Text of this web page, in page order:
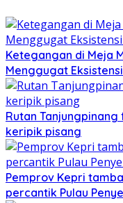
Ketegangan di Meja
Menggugat
Rutan
keripik pisang
Pemprov Kepri
percantik Pulau